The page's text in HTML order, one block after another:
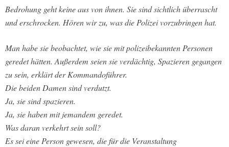
Bedrohung geht keine aus von ihnen. Sie sind sichtlich überrascht
und erschrocken. Hören wir zu, was die Polizei vorzubringen hat.
Man habe sie beobachtet, wie sie mit polizeibekannten Personen
geredet hätten. Außerdem seien sie verdächtig, Spazieren gegangen
zu sein, erklärt der Kommandoführer.
Die beiden Damen sind verdutzt.
Ja, sie sind spazieren.
Ja, sie haben mit jemandem geredet.
Was daran verkehrt sein soll?
Es sei eine Person gewesen, die für die Veranstaltung